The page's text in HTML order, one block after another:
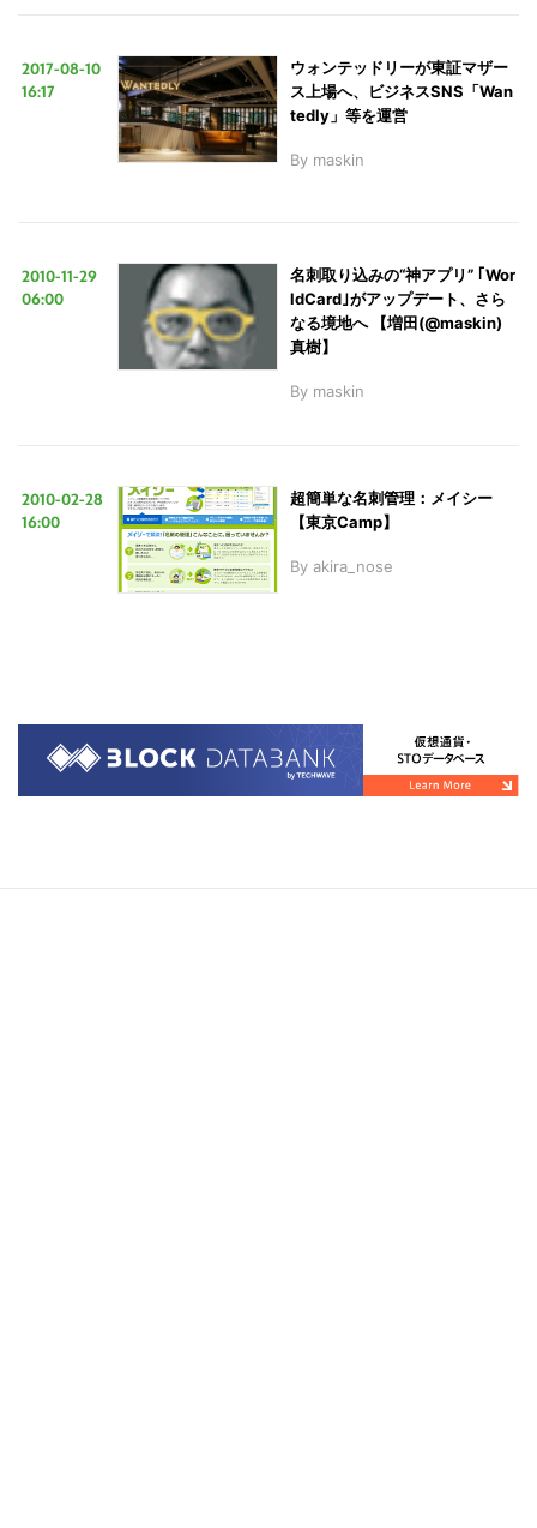
2017-08-10
16:17
ウォンテッドリーが東証マザー
ス上場へ、ビジネスSNS「Wan
tedly」等を運営
By maskin
2010-11-29
06:00
名刺取り込みの“神アプリ” ｢Wor
ldCard｣がアップデート、さら
なる境地へ 【増田(@maskin)
真樹】
By maskin
2010-02-28
16:00
超簡単な名刺管理：メイシー
【東京Camp】
By akira_nose